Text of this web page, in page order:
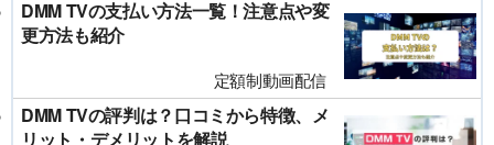
DMM TVの支払い方法一覧！注意点や変
更方法も紹介
定額制動画配信
DMM TVの評判は？口コミから特徴、メ
リット・デメリットを解説